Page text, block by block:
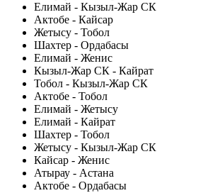
Елимай - Кызыл-Жар СК
Актобе - Кайсар
Жетысу - Тобол
Шахтер - Ордабасы
Елимай - Женис
Кызыл-Жар СК - Кайрат
Тобол - Кызыл-Жар СК
Актобе - Тобол
Елимай - Жетысу
Елимай - Кайрат
Шахтер - Тобол
Жетысу - Кызыл-Жар СК
Кайсар - Женис
Атырау - Астана
Актобе - Ордабасы